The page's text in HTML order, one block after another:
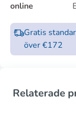
online
Gratis
över €172
Relaterade